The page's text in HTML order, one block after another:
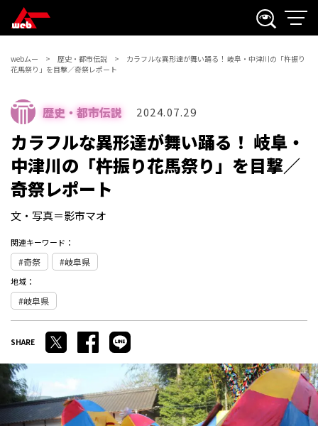
webムー 歴史・都市伝説
カラフルな異形達が舞い踊る！ 岐阜・中津川の「杵振り
花馬祭り」を目撃／奇祭レポート
歴史・都市伝説 2024.07.29
カラフルな異形達が舞い踊る！ 岐阜・
中津川の「杵振り花馬祭り」を目撃／
奇祭レポート
文・写真＝影市マオ
関連キーワード：
奇祭 岐阜県
地域：
岐阜県